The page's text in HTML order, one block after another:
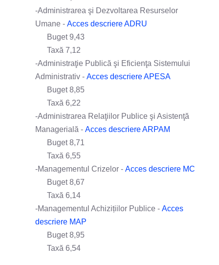
-Administrarea şi Dezvoltarea Resurselor
Umane - Acces descriere ADRU
Buget 9,43
Taxă 7,12
-Administraţie Publică şi Eficienţa Sistemului
Administrativ - Acces descriere APESA
Buget 8,85
Taxă 6,22
-Administrarea Relaţiilor Publice şi Asistenţă
Managerială - Acces descriere ARPAM
Buget 8,71
Taxă 6,55
-Managementul Crizelor - Acces descriere MC
Buget 8,67
Taxă 6,14
-Managementul Achizițiilor Publice - Acces
descriere MAP
Buget 8,95
Taxă 6,54